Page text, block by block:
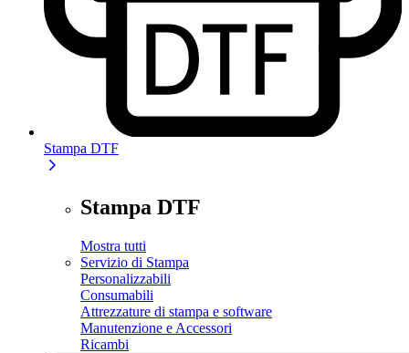
Stampa DTF
Stampa DTF
Mostra tutti
Servizio di Stampa
Personalizzabili
Consumabili
Attrezzature di stampa e software
Manutenzione e Accessori
Ricambi